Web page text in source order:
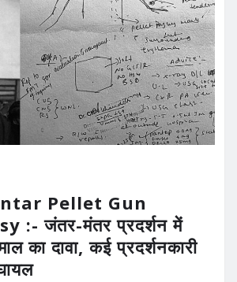
Pellet Gun
:- जंतर-मंतर प्रदर्शन में
का दावा, कई प्रदर्शनकारी